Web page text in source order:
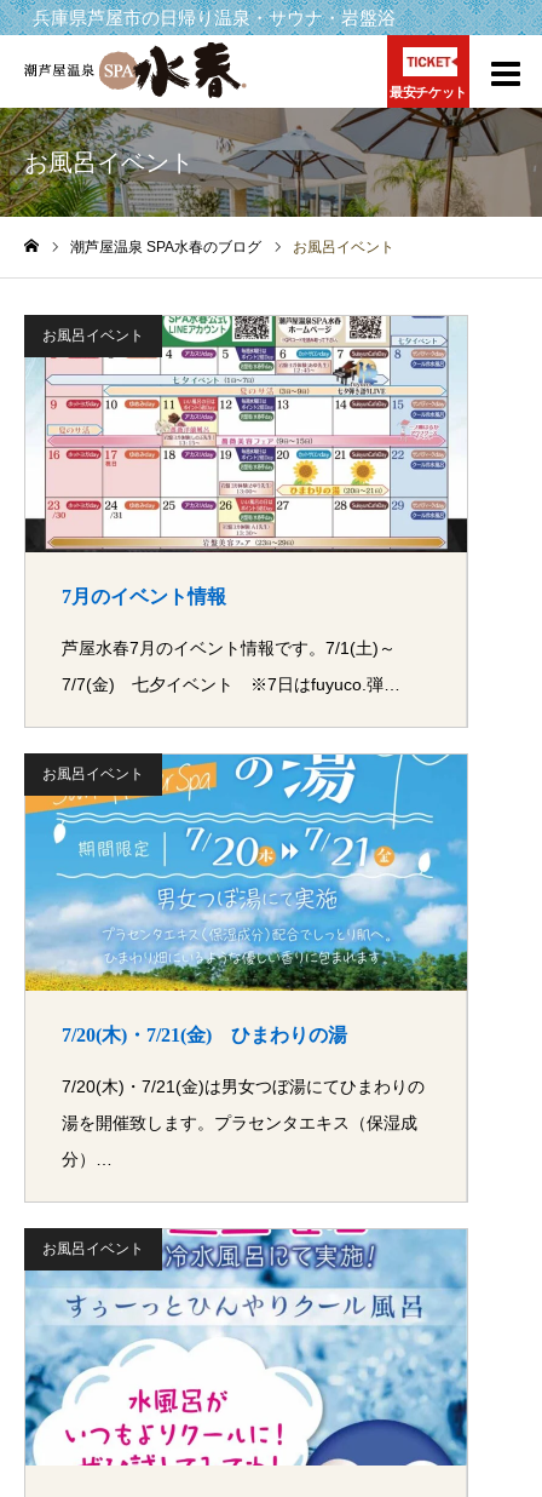
兵庫県芦屋市の日帰り温泉・サウナ・岩盤浴
最安チケット
お風呂イベント
潮芦屋温泉 SPA水春のブログ お風呂イベント
お風呂イベント
7月のイベント情報
芦屋水春7月のイベント情報です。7/1(土)～
7/7(金) 七夕イベント ※7日はfuyuco.弾…
お風呂イベント
7/20(木)・7/21(金) ひまわりの湯
7/20(木)・7/21(金)は男女つぼ湯にてひまわりの
湯を開催致します。プラセンタエキス（保湿成
分）…
お風呂イベント